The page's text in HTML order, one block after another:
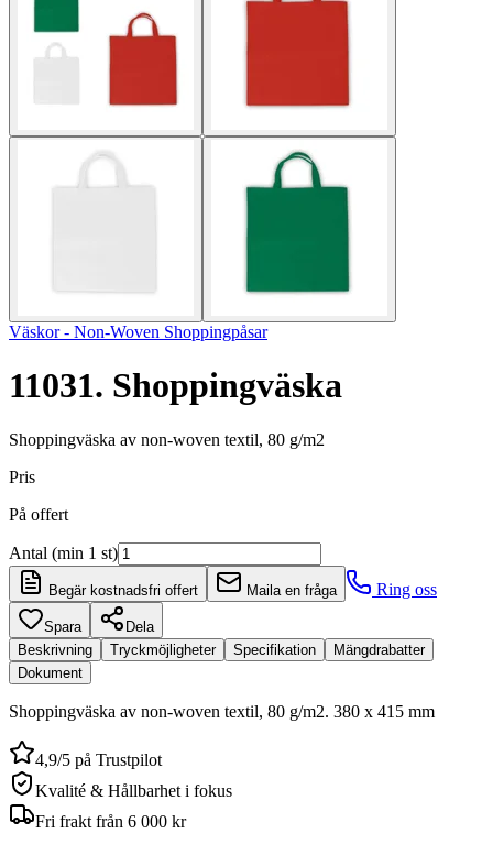
Väskor - Non-Woven Shoppingpåsar
11031. Shoppingväska
Shoppingväska av non-woven textil, 80 g/m2
Pris
På offert
Antal (min 1 st)
Begär kostnadsfri offert Maila en fråga Ring oss
Spara
Dela
Beskrivning
Tryckmöjligheter Specifikation
Mängdrabatter
Dokument
Shoppingväska av non-woven textil, 80 g/m2. 380 x 415 mm
4,9/5 på Trustpilot
Kvalité & Hållbarhet i fokus
Fri frakt från 6 000 kr